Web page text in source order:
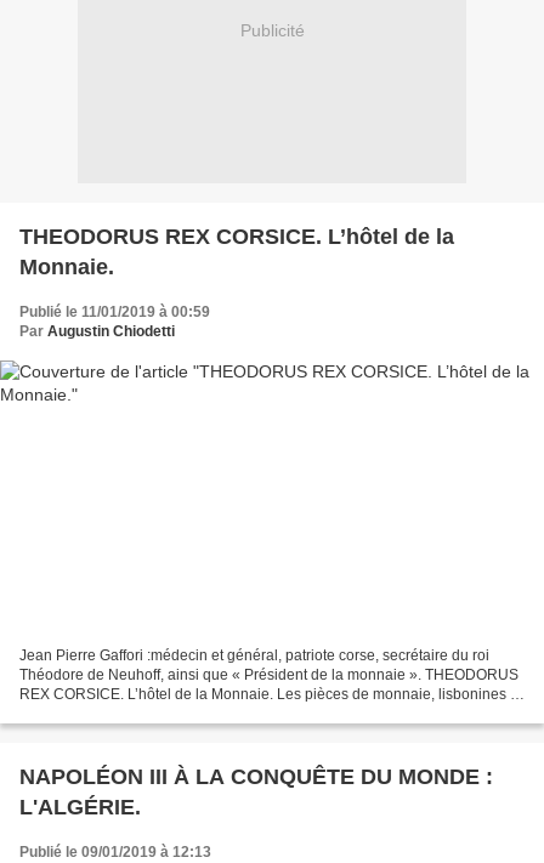
Publicité
THEODORUS REX CORSICE. L’hôtel de la
Monnaie.
Publié le 11/01/2019 à 00:59
Par Augustin Chiodetti
Jean Pierre Gaffori :médecin et général, patriote corse, secrétaire du roi
Théodore de Neuhoff, ainsi que « Président de la monnaie ». THEODORUS
REX CORSICE. L’hôtel de la Monnaie. Les pièces de monnaie, lisbonines et
NAPOLÉON III À LA CONQUÊTE DU MONDE :
L'ALGÉRIE.
Publié le 09/01/2019 à 12:13